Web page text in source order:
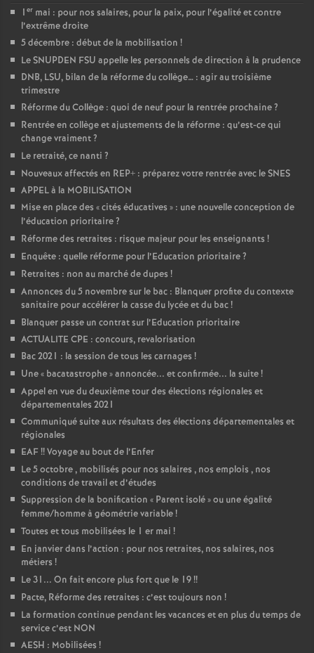
1 er mai : pour nos salaires, pour la paix, pour l’égalité et contre
l’extrême droite
5 décembre : début de la mobilisation !
Le SNUPDEN FSU appelle les personnels de direction à la prudence
DNB, LSU, bilan de la réforme du collège… : agir au troisième
trimestre
Réforme du Collège : quoi de neuf pour la rentrée prochaine?
Rentrée en collège et ajustements de la réforme : qu’est-ce qui
change vraiment?
Le retraité, ce nanti ?
Nouveaux affectés en REP+ : préparez votre rentrée avec le SNES
APPEL à la MOBILISATION
Mise en place des «cités éducatives » : une nouvelle conception de
l’éducation prioritaire?
Réforme des retraites : risque majeur pour les enseignants !
Enquête : quelle réforme pour l’Education prioritaire?
Retraites : non au marché de dupes !
Annonces du 5 novembre sur le bac : Blanquer profite du contexte
sanitaire pour accélérer la casse du lycée et du bac!
Blanquer passe un contrat sur l’Education prioritaire
ACTUALITE CPE : concours, revalorisation
Bac 2021 : la session de tous les carnages !
Une « bacatastrophe» annoncée... et confirmée... la suite!
Appel en vue du deuxième tour des élections régionales et
départementales 2021
Communiqué suite aux résultats des élections départementales et
régionales
EAF!! Voyage au bout de l’Enfer
Le 5 octobre , mobilisés pour nos salaires , nos emplois , nos
conditions de travail et d’études
Suppression de la bonification « Parent isolé» ou une égalité
femme/homme à géométrie variable!
Toutes et tous mobilisées le 1 er mai !
En janvier dans l’action : pour nos retraites, nos salaires, nos
métiers !
Le 31... On fait encore plus fort que le 19!!
Pacte, Réforme des retraites : c’est toujours non !
La formation continue pendant les vacances et en plus du temps de
service c’est NON
AESH : Mobilisées !